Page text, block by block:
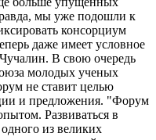
мы уже подошли к
консорциум
даже имеет условное
В свою очередь
молодых ученых
не ставит целью
и предложения. "Форум
Развиваться в
из великих